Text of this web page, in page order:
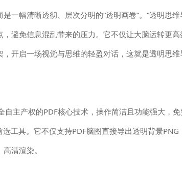
一幅清晰透彻、层次分明的“透明画卷”。“透明思维
避免信息混乱带来的压力。它不仅让大脑运转更
开启一场视觉与思维的轻盈对话，这就是透明思
主产权的PDF核心技术，操作简洁且功能强大，
工具。它不仅支持PDF脑图直接导出透明背景PNG
清渲染。